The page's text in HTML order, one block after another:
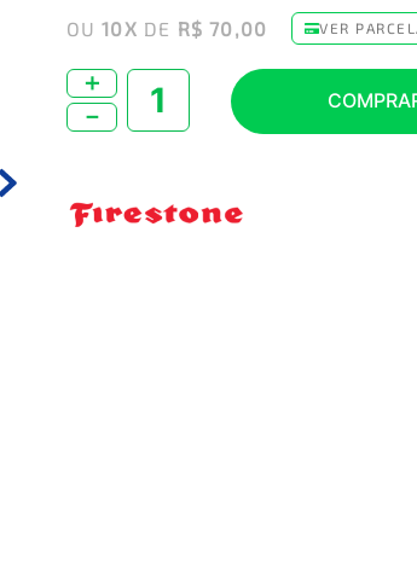
OU10X DE R$ 70,00 VER
＋
－